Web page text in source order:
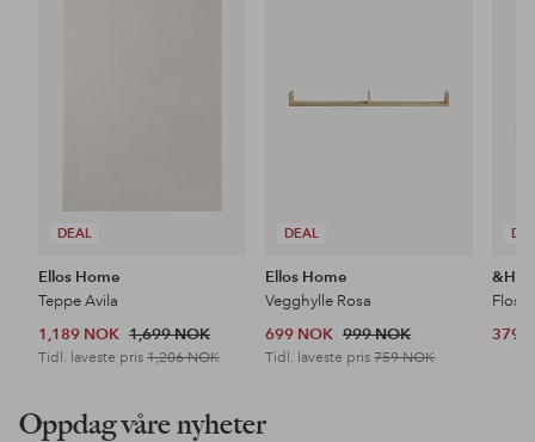
DEAL
Ellos Home
Teppe Avila
1,189 NOK 1,699 NOK
Tidl. laveste pris 1,206 NOK
DEAL
Ellos Home
Vegghylle Rosa
699 NOK 999 NOK
Tidl. laveste pris759 NOK
379
Oppdag våre nyheter